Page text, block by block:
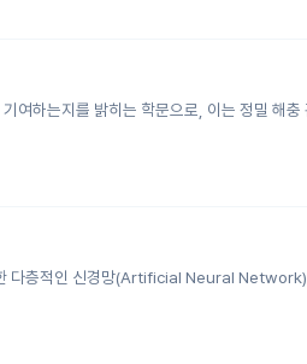
여하는지를 밝히는 학문으로, 이는 정밀 해
층적인 신경망(Artificial Neural Network)